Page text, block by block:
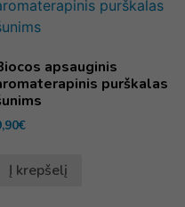
apsauginis
purškalas
€
Į krepšelį